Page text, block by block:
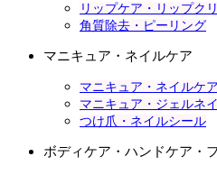
リップケア・リップク
角質除去・ピーリング
マニキュア・ネイルケア
マニキュア・ネイルケ
マニキュア・ジェルネ
つけ爪・ネイルシール
ボディケア・ハンドケア・